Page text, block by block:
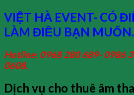
VIỆT HÀ EVENT- CÓ
LÀM ĐIỀU BẠN MUỐN.
Hotline: 0968 280 689- 0986
0608.
Dịch vụ cho thuê âm